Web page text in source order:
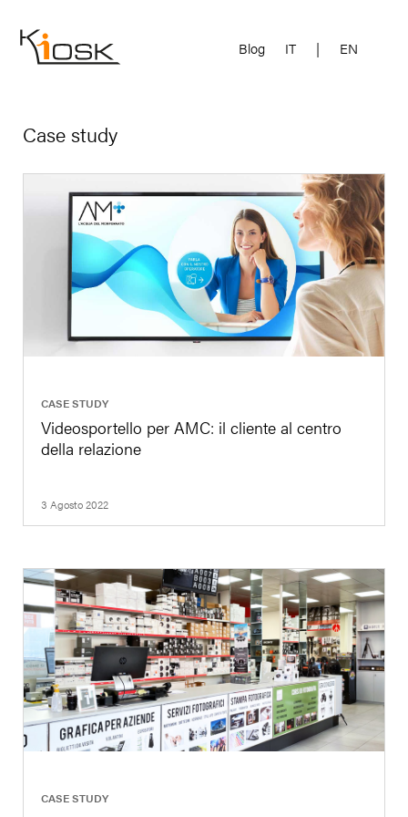
Blog IT | EN
Case study
Videosportello per AMC: il cliente al centro
della relazione
3 Agosto 2022
CASE STUDY
CASE STUDY